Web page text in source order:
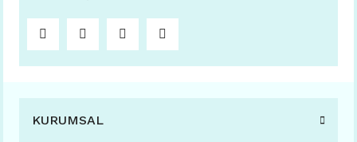
KURUMSAL